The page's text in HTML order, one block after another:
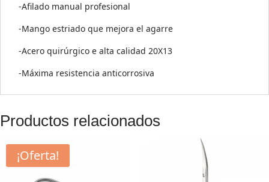
-Afilado manual profesional
-Mango estriado que mejora el agarre
-Acero quirúrgico e alta calidad 20Х13
-Máxima resistencia anticorrosiva
Productos relacionados
¡Oferta!